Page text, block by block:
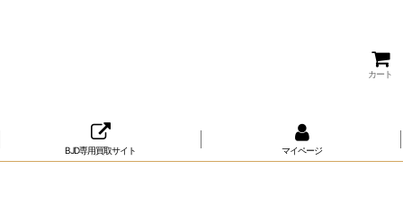
カート
BJD専用買取サイト マイページ